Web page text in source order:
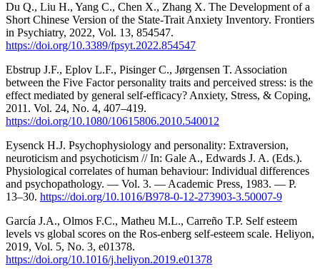
Du Q., Liu H., Yang C., Chen X., Zhang X. The Development of a
Short Chinese Version of the State-Trait Anxiety Inventory. Frontiers
in Psychiatry, 2022, Vol. 13, 854547.
https://doi.org/10.3389/fpsyt.2022.854547
Ebstrup J.F., Eplov L.F., Pisinger C., Jørgensen T. Association
between the Five Factor personality traits and perceived stress: is the
effect mediated by general self-efficacy? Anxiety, Stress, & Coping,
2011. Vol. 24, No. 4, 407–419.
https://doi.org/10.1080/10615806.2010.540012
Eysenck H.J. Psychophysiology and personality: Extraversion,
neuroticism and psychoticism // In: Gale A., Edwards J. A. (Eds.).
Physiological correlates of human behaviour: Individual differences
and psychopathology. — Vol. 3. — Academic Press, 1983. — P.
13–30. https://doi.org/10.1016/B978-0-12-273903-3.50007-9
García J.A., Olmos F.C., Matheu M.L., Carreño T.P. Self esteem
levels vs global scores on the Ros-enberg self-esteem scale. Heliyon,
2019, Vol. 5, No. 3, e01378.
https://doi.org/10.1016/j.heliyon.2019.e01378